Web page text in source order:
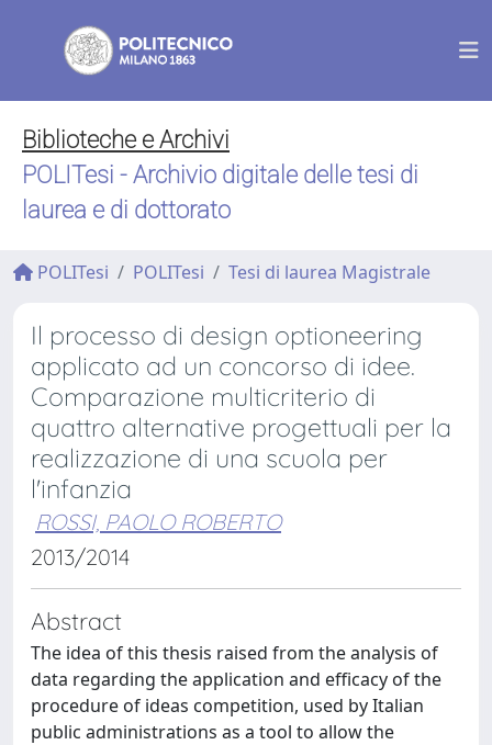
Biblioteche e Archivi
POLITesi - Archivio digitale delle tesi di
laurea e di dottorato
POLITesi POLITesi Tesi di laurea Magistrale
Il processo di design optioneering
applicato ad un concorso di idee.
Comparazione multicriterio di
quattro alternative progettuali per la
realizzazione di una scuola per
l'infanzia
ROSSI, PAOLO ROBERTO
2013/2014
Abstract
The idea of this thesis raised from the analysis of
data regarding the application and efficacy of the
procedure of ideas competition, used by Italian
public administrations as a tool to allow the